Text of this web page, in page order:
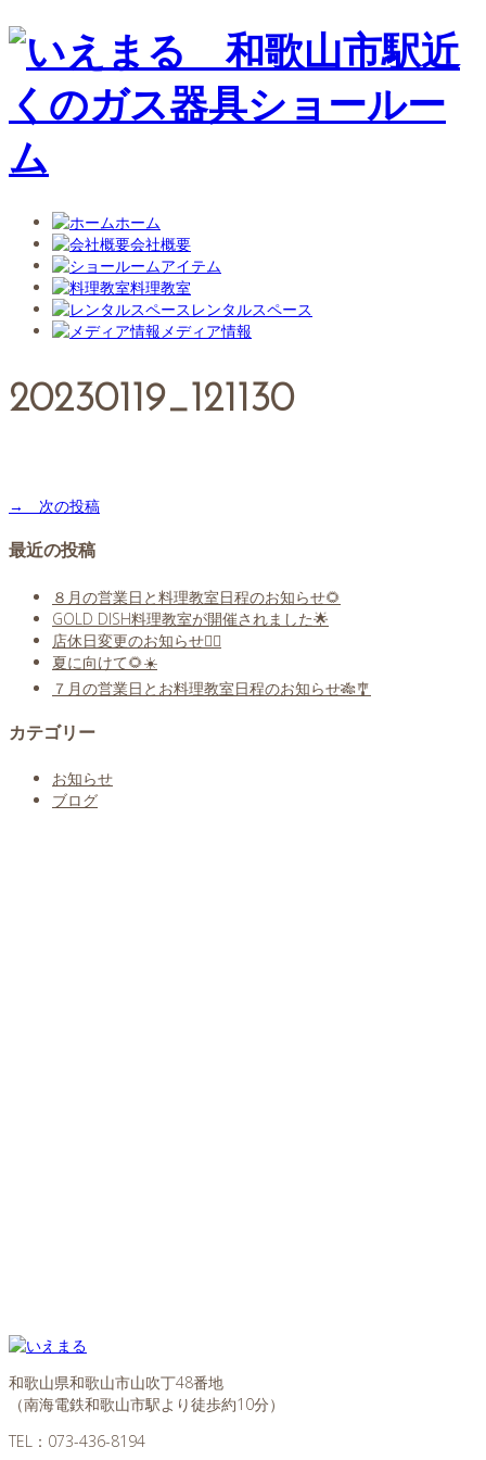
ホーム
会社概要
アイテム
料理教室
レンタルスペース
メディア情報
20230119_121130
→ 次の投稿
最近の投稿
８月の営業日と料理教室日程のお知らせ🌻
GOLD DISH料理教室が開催されました🌟
店休日変更のお知らせ🙇‍♀️
夏に向けて🌻☀️
７月の営業日とお料理教室日程のお知らせ🎋🎐
カテゴリー
お知らせ
ブログ
和歌山県和歌山市山吹丁48番地
（南海電鉄和歌山市駅より徒歩約10分）
TEL： 073-436-8194